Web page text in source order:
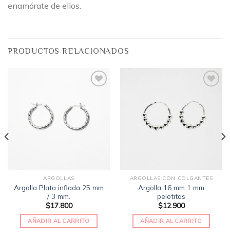
enamórate de ellos.
PRODUCTOS RELACIONADOS
deseos
ARGOLLAS
Argolla Plata inflada 25 mm
/ 3 mm.
$17.800
AÑADIR AL CARRITO
lista
de
deseos
ARGOLLAS CON COLGANTES
Argolla 16 mm 1 mm
pelotitas
$12.900
AÑADIR AL CARRITO